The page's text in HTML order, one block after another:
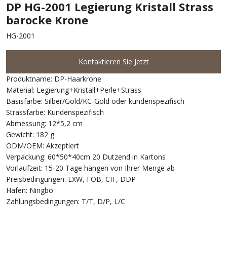
DP HG-2001 Legierung Kristall Strass
barocke Krone
HG-2001
Kontaktieren Sie Jetzt
Produktname: DP-Haarkrone
Material: Legierung+Kristall+Perle+Strass
Basisfarbe: Silber/Gold/KC-Gold oder kundenspezifisch
Strassfarbe: Kundenspezifisch
Abmessung: 12*5,2 cm
Gewicht: 182 g
ODM/OEM: Akzeptiert
Verpackung: 60*50*40cm 20 Dutzend in Kartons
Vorlaufzeit: 15-20 Tage hängen von Ihrer Menge ab
Preisbedingungen: EXW, FOB, CIF, DDP
Hafen: Ningbo
Zahlungsbedingungen: T/T, D/P, L/C